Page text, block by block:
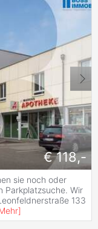
€ 118,-
sie noch oder
Parkplatzsuche. Wir
133
]